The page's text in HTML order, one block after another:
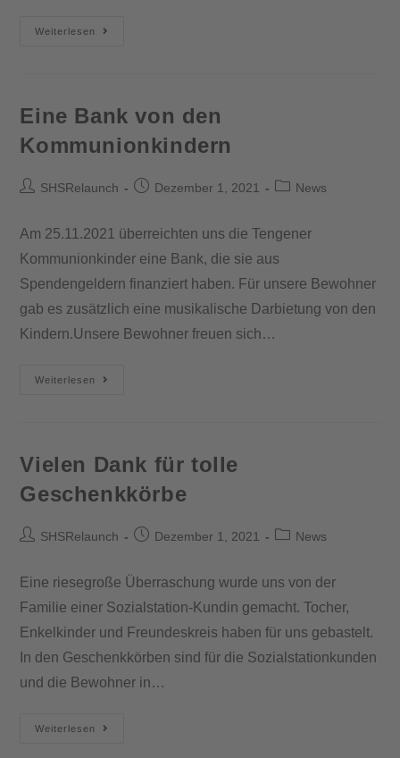
Weiterlesen
Eine Bank von den
Kommunionkindern
SHSRelaunch Dezember 1, 2021 News
Am 25.11.2021 überreichten uns die Tengener
Kommunionkinder eine Bank, die sie aus
Spendengeldern finanziert haben. Für unsere Bewohner
gab es zusätzlich eine musikalische Darbietung von den
Kindern.Unsere Bewohner freuen sich…
Weiterlesen
Vielen Dank für tolle
Geschenkkörbe
SHSRelaunch Dezember 1, 2021 News
Eine riesegroße Überraschung wurde uns von der
Familie einer Sozialstation-Kundin gemacht. Tocher,
Enkelkinder und Freundeskreis haben für uns gebastelt.
In den Geschenkkörben sind für die Sozialstationkunden
und die Bewohner in…
Weiterlesen